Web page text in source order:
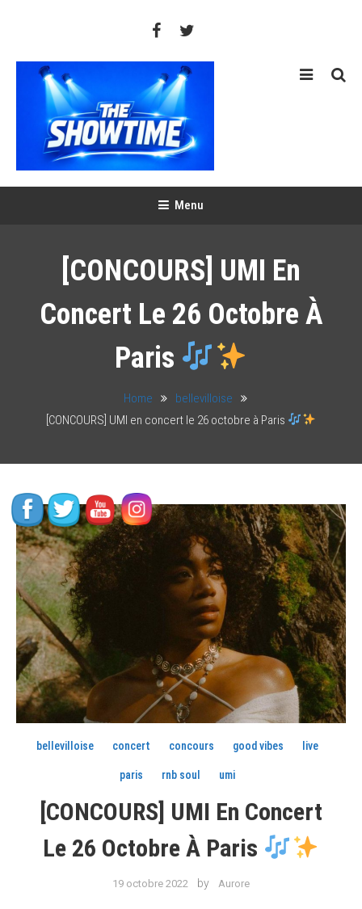
Menu
[CONCOURS] UMI En
Concert Le 26 Octobre À
Paris
Home
bellevilloise
[CONCOURS] UMI en concert le 26 octobre à Paris
bellevilloise concert concours good vibes live
paris rnb soul umi
[CONCOURS] UMI En Concert
Le 26 Octobre À Paris
19 octobre 2022 by Aurore